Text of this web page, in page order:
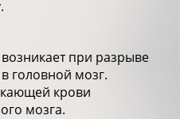
при разрыве
головной мозг.
крови
мозга.